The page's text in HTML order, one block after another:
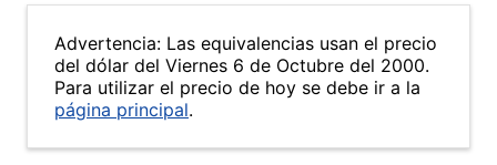
Advertencia: Las equivalencias usan el precio
del dólar del Viernes 6 de Octubre del 2000.
Para utilizar el precio de hoy se debe ir a la
página principal.